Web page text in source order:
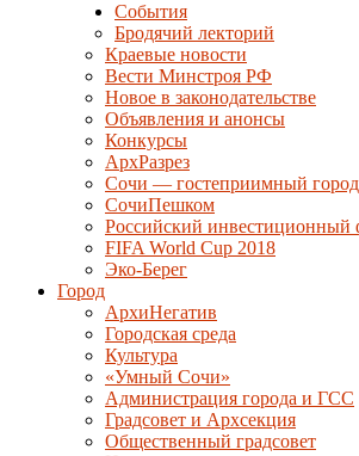
События
Бродячий лекторий
Краевые новости
Вести Минстроя РФ
Новое в законодательстве
Объявления и анонсы
Конкурсы
АрхРазрез
Сочи — гостеприимный город
СочиПешком
Российский инвестиционный
FIFA World Cup 2018
Эко-Берег
Город
АрхиНегатив
Городская среда
Культура
«Умный Сочи»
Администрация города и ГСС
Градсовет и Архсекция
Общественный градсовет